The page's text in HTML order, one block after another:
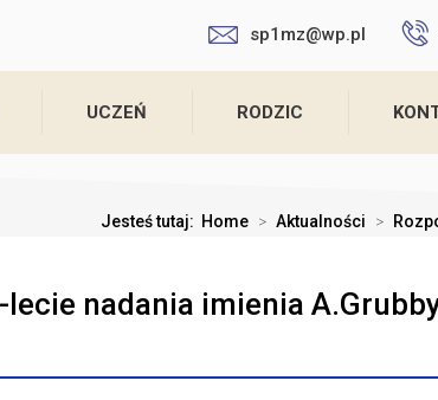
sp1mz@wp.pl
UCZEŃ RODZIC
Jesteś tutaj: Home > Aktualności >
nadania imienia